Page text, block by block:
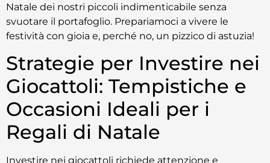
Natale dei nostri piccoli indimenticabile senza
svuotare il portafoglio. Prepariamoci a vivere le
festività con gioia e, perché no, un pizzico di astuzia!
Strategie per Investire nei
Giocattoli: Tempistiche e
Occasioni Ideali per i
Regali di Natale
Investire nei giocat­to­li richiede attenzione e